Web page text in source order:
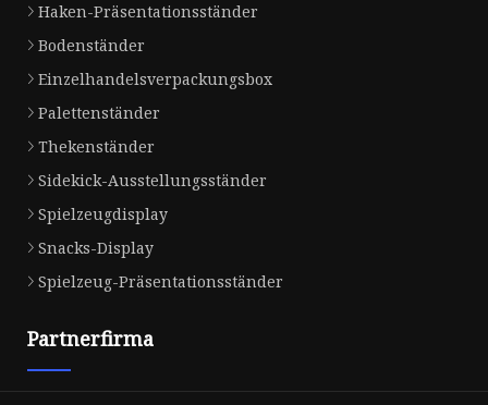
Haken-Präsentationsständer
Bodenständer
Einzelhandelsverpackungsbox
Palettenständer
Thekenständer
Sidekick-Ausstellungsständer
Spielzeugdisplay
Snacks-Display
Spielzeug-Präsentationsständer
Partnerfirma